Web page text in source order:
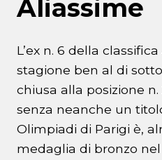
Aliassime
L’ex n. 6 della
stagione ben al di
chiusa alla posizione
senza neanche un
Olimpiadi di Parigi è,
medaglia di bronzo